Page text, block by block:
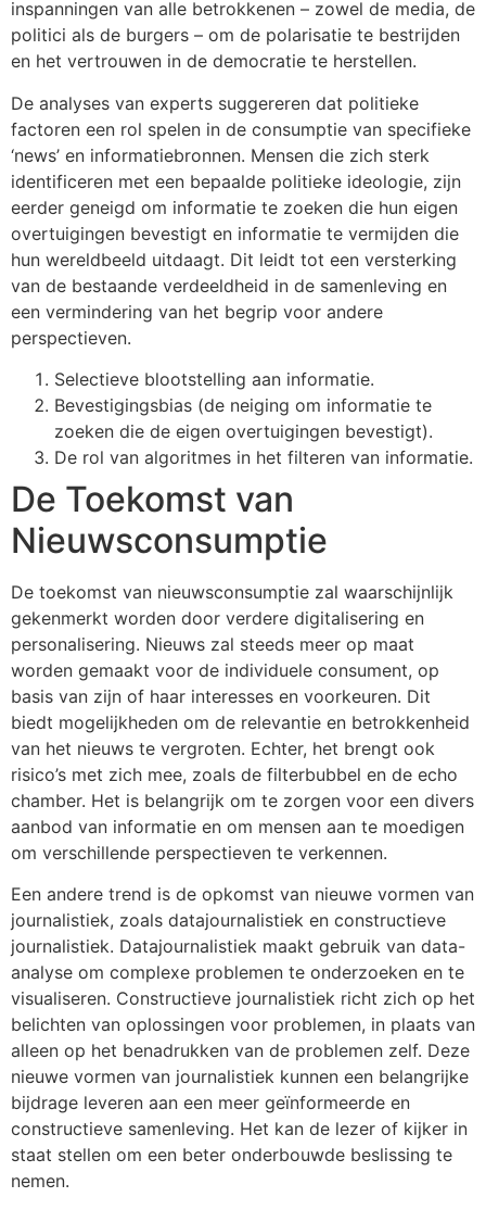
inspanningen van alle betrokkenen – zowel de media, de
politici als de burgers – om de polarisatie te bestrijden
en het vertrouwen in de democratie te herstellen.
De analyses van experts suggereren dat politieke
factoren een rol spelen in de consumptie van specifieke
‘news’ en informatiebronnen. Mensen die zich sterk
identificeren met een bepaalde politieke ideologie, zijn
eerder geneigd om informatie te zoeken die hun eigen
overtuigingen bevestigt en informatie te vermijden die
hun wereldbeeld uitdaagt. Dit leidt tot een versterking
van de bestaande verdeeldheid in de samenleving en
een vermindering van het begrip voor andere
perspectieven.
Selectieve blootstelling aan informatie.
Bevestigingsbias (de neiging om informatie te
zoeken die de eigen overtuigingen bevestigt).
De rol van algoritmes in het filteren van informatie.
De Toekomst van
Nieuwsconsumptie
De toekomst van nieuwsconsumptie zal waarschijnlijk
gekenmerkt worden door verdere digitalisering en
personalisering. Nieuws zal steeds meer op maat
worden gemaakt voor de individuele consument, op
basis van zijn of haar interesses en voorkeuren. Dit
biedt mogelijkheden om de relevantie en betrokkenheid
van het nieuws te vergroten. Echter, het brengt ook
risico’s met zich mee, zoals de filterbubbel en de echo
chamber. Het is belangrijk om te zorgen voor een divers
aanbod van informatie en om mensen aan te moedigen
om verschillende perspectieven te verkennen.
Een andere trend is de opkomst van nieuwe vormen van
journalistiek, zoals datajournalistiek en constructieve
journalistiek. Datajournalistiek maakt gebruik van data-
analyse om complexe problemen te onderzoeken en te
visualiseren. Constructieve journalistiek richt zich op het
belichten van oplossingen voor problemen, in plaats van
alleen op het benadrukken van de problemen zelf. Deze
nieuwe vormen van journalistiek kunnen een belangrijke
bijdrage leveren aan een meer geïnformeerde en
constructieve samenleving. Het kan de lezer of kijker in
staat stellen om een beter onderbouwde beslissing te
nemen.